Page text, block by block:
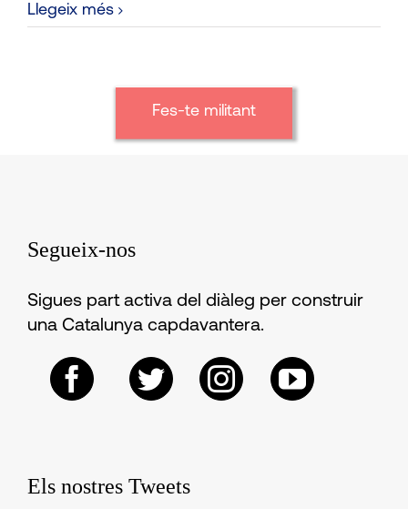
Llegeix més
Fes-te militant
Segueix-nos
Sigues part activa del diàleg per construir
una Catalunya capdavantera.
Els nostres Tweets